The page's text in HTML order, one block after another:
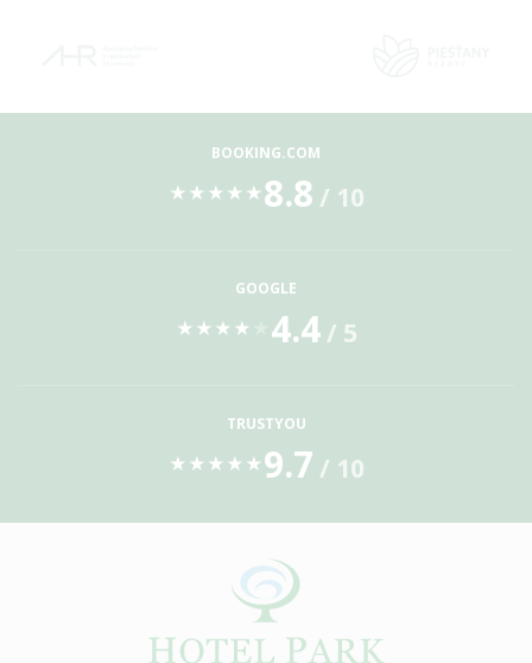
BOOKING.COM
★ ★ ★ ★ ★ 8.8 / 10
GOOGLE
★ ★ ★ ★ 4.4/ 5
TRUSTYOU
★ ★ ★ ★ ★ 9.7 / 10